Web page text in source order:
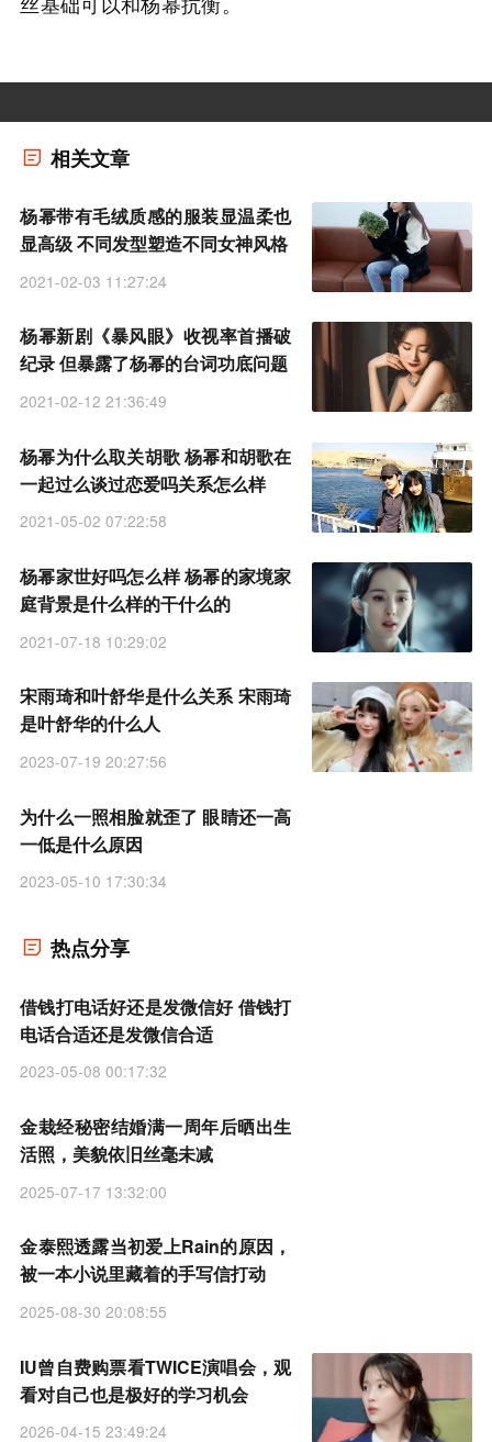
相关文章
杨幂带有毛绒质感的服装显温柔也
显高级 不同发型塑造不同女神风格
2021-02-03 11:27:24
杨幂新剧《暴风眼》收视率首播破
纪录 但暴露了杨幂的台词功底问题
2021-02-12 21:36:49
杨幂为什么取关胡歌 杨幂和胡歌在
一起过么谈过恋爱吗关系怎么样
2021-05-02 07:22:58
杨幂家世好吗怎么样 杨幂的家境家
庭背景是什么样的干什么的
2021-07-18 10:29:02
宋雨琦和叶舒华是什么关系 宋雨琦
是叶舒华的什么人
2023-07-19 20:27:56
为什么一照相脸就歪了 眼睛还一高
一低是什么原因
2023-05-10 17:30:34
热点分享
借钱打电话好还是发微信好 借钱打
电话合适还是发微信合适
2023-05-08 00:17:32
金栽经秘密结婚满一周年后晒出生
活照，美貌依旧丝毫未减
2025-07-17 13:32:00
金泰熙透露当初爱上Rain的原因，
被一本小说里藏着的手写信打动
2025-08-30 20:08:55
IU曾自费购票看TWICE演唱会，观
看对自己也是极好的学习机会
2026-04-15 23:49:24